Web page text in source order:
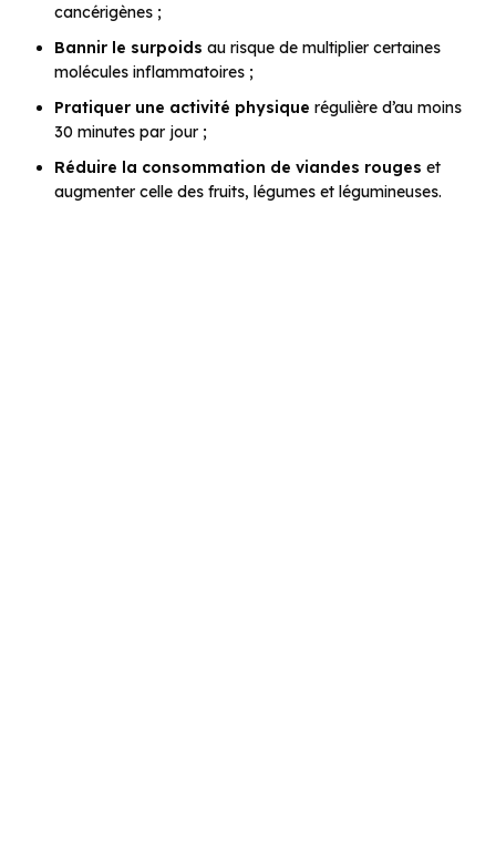
cancérigènes ;
Bannir le surpoids au risque de multiplier certaines
molécules inflammatoires ;
Pratiquer une activité physique régulière d’au moins
30 minutes par jour ;
Réduire la consommation de viandes rouges et
augmenter celle des fruits, légumes et légumineuses.